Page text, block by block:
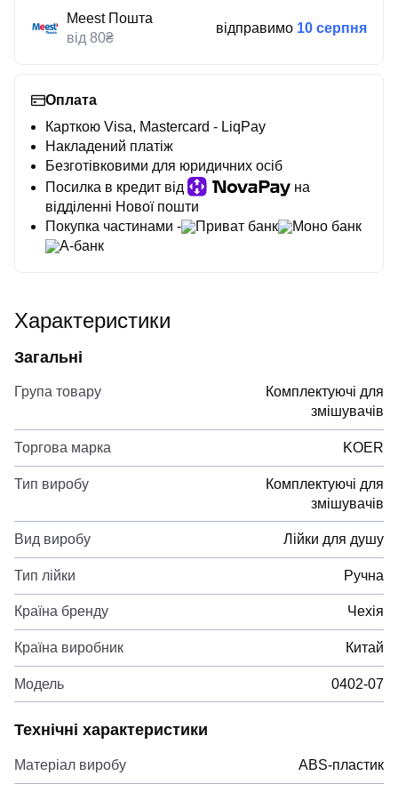
Meest Пошта
від 80₴
відправимо 10 серпня
Оплата
Карткою Visa, Mastercard - LiqPay
Накладений платіж
Безготівковими для юридичних осіб
Посилка в кредит від
на
відділенні Нової пошти
Покупка частинами -
Приват банк
Моно банк
А-банк
Характеристики
Загальні
Група товару
Комплектуючі для
змішувачів
Торгова марка KOER
Тип виробу
Комплектуючі для
змішувачів
Вид виробу Лійки для душу
Тип лійки Ручна
Країна бренду Чехія
Країна виробник Китай
Модель 0402-07
Технічні характеристики
Матеріал виробу ABS-пластик